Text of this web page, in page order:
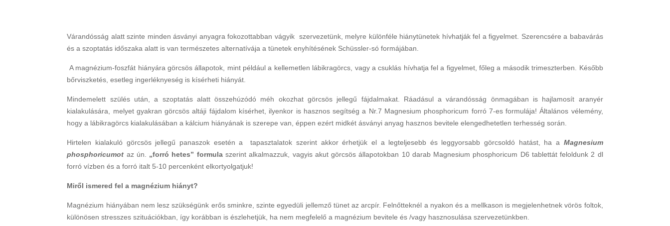
Várandósság alatt szinte minden ásványi anyagra fokozottabban vágyik szervezetünk, melyre különféle hiánytünetek hívhatják fel a figyelmet. Szerencsére a babavárás
és a szoptatás időszaka alatt is van természetes alternatívája a tünetek enyhítésének Schüssler-só formájában.
A magnézium-foszfát hiányára görcsös állapotok, mint például a kellemetlen lábikragörcs, vagy a csuklás hívhatja fel a figyelmet, főleg a második trimeszterben. Később
bőrviszketés, esetleg ingerléknyeség is kísérheti hiányát.
Mindemelett szülés után, a szoptatás alatt összehúzódó méh okozhat görcsös jellegű fájdalmakat. Ráadásul a várandósság önmagában is hajlamosít aranyér
kialakulására, melyet gyakran görcsös altáji fájdalom kísérhet, ilyenkor is hasznos segítség a Nr.7 Magnesium phosphoricum forró 7-es formulája! Általános vélemény,
hogy a lábikragörcs kialakulásában a kálcium hiányának is szerepe van, éppen ezért midkét ásványi anyag hasznos bevitele elengedhetetlen terhesség során.
Hirtelen kialakuló görcsös jellegű panaszok esetén a tapasztalatok szerint akkor érhetjük el a legteljesebb és leggyorsabb görcsoldó hatást, ha a Magnesium
phosphoricumot az ún. „forró hetes” formulaszerint alkalmazzuk, vagyis akut görcsös állapotokban 10 darab Magnesium phosphoricum D6 tablettát feloldunk 2 dl
forró vízben és a forró italt 5-10 percenként elkortyolgatjuk!
Miről ismered fel a magnézium hiányt?
Magnézium hiányában nem lesz szükségünk erős sminkre, szinte egyedüli jellemző tünet az arcpír. Felnőtteknél a nyakon és a mellkason is megjelenhetnek vörös foltok,
különösen stresszes szituációkban, így korábban is észlehetjük, ha nem megfelelő a magnézium bevitele és /vagy hasznosulása szervezetünkben.